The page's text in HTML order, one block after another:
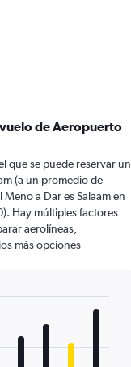
de Aeropuerto
que se puede reservar un
(a un promedio de
a Dar es Salaam en
Hay múltiples factores
aerolíneas,
más opciones